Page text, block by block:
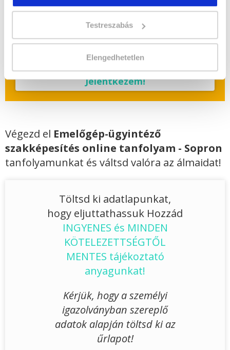
Testreszabás
Elengedhetetlen
A csoport a meghirdetett időpontban
biztosan indul!
Lehet még jelentkezni?
Jelentkezem!
Végezd el Emelőgép-ügyintéző
szakképesítés online tanfolyam - Sopron
tanfolyamunkat és váltsd valóra az álmaidat!
Töltsd ki adatlapunkat,
hogy eljuttathassuk Hozzád
INGYENES és MINDEN
KÖTELEZETTSÉGTŐL
MENTES tájékoztató
anyagunkat!
Kérjük, hogy a személyi
igazolványban szereplő
adatok alapján töltsd ki az
űrlapot!